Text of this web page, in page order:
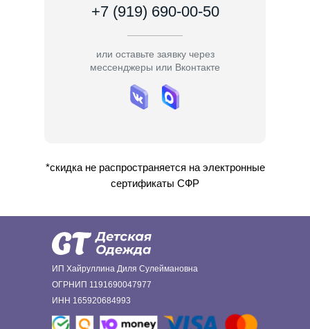
+7 (919) 690-00-50
или оставьте заявку через
мессенджеры или Вконтакте
*скидка не распространяется на электронные
сертификаты СФР
ИП Хайруллина Диля Сулеймановна
ОГРНИП 1191690047977
ИНН 165920684993